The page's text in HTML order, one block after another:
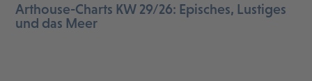
Arthouse-Charts KW 29/26: Episches, Lustiges
und das Meer